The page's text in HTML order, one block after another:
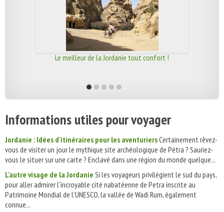
Le meilleur de la Jordanie tout confort !
Informations utiles pour voyager
Jordanie : Idées d'itinéraires pour les aventuriersCertainement rêvez-
vous de visiter un jour le mythique site archéologique de Pétra ? Sauriez-
vous le situer sur une carte ? Enclavé dans une région du monde quelque...
L'autre visage de la Jordanie Si les voyageurs privilégient le sud du pays,
pour aller admirer l’incroyable cité nabatéenne de Petra inscrite au
Patrimoine Mondial de l’UNESCO, la vallée de Wadi Rum, également
connue...